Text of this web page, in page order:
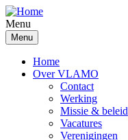
Overslaan
en
naar
de
inhoud
gaan
Menu
Menu
Home
Over VLAMO
Contact
Werking
Missie & beleid
Vacatures
Verenigingen